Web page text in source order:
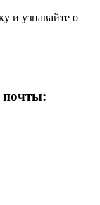
и узнавайте о
почты: